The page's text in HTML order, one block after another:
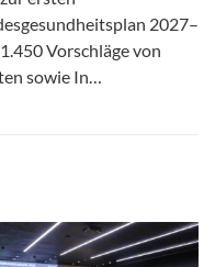
2027–
Vorschläge von
sowie In…